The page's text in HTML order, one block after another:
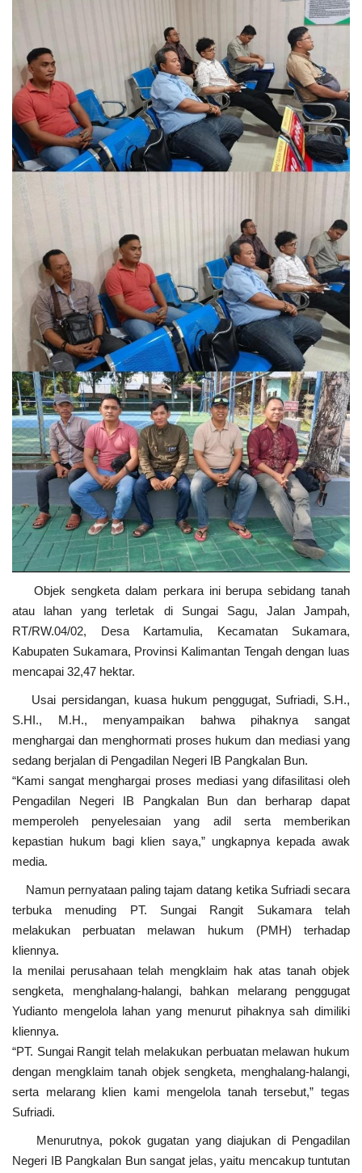
Objek sengketa dalam perkara ini berupa sebidang tanah
atau lahan yang terletak di Sungai Sagu, Jalan Jampah,
RT/RW.04/02, Desa Kartamulia, Kecamatan Sukamara,
Kabupaten Sukamara, Provinsi Kalimantan Tengah dengan luas
mencapai 32,47 hektar.
Usai persidangan, kuasa hukum penggugat, Sufriadi, S.H.,
S.HI., M.H., menyampaikan bahwa pihaknya sangat
menghargai dan menghormati proses hukum dan mediasi yang
sedang berjalan di Pengadilan Negeri IB Pangkalan Bun.
“Kami sangat menghargai proses mediasi yang difasilitasi oleh
Pengadilan Negeri IB Pangkalan Bun dan berharap dapat
memperoleh penyelesaian yang adil serta memberikan
kepastian hukum bagi klien saya,” ungkapnya kepada awak
media.
Namun pernyataan paling tajam datang ketika Sufriadi secara
terbuka menuding PT. Sungai Rangit Sukamara telah
melakukan perbuatan melawan hukum (PMH) terhadap
kliennya.
Ia menilai perusahaan telah mengklaim hak atas tanah objek
sengketa, menghalang-halangi, bahkan melarang penggugat
Yudianto mengelola lahan yang menurut pihaknya sah dimiliki
kliennya.
“PT. Sungai Rangit telah melakukan perbuatan melawan hukum
dengan mengklaim tanah objek sengketa, menghalang-halangi,
serta melarang klien kami mengelola tanah tersebut,” tegas
Sufriadi.
Menurutnya, pokok gugatan yang diajukan di Pengadilan
Negeri IB Pangkalan Bun sangat jelas, yaitu mencakup tuntutan